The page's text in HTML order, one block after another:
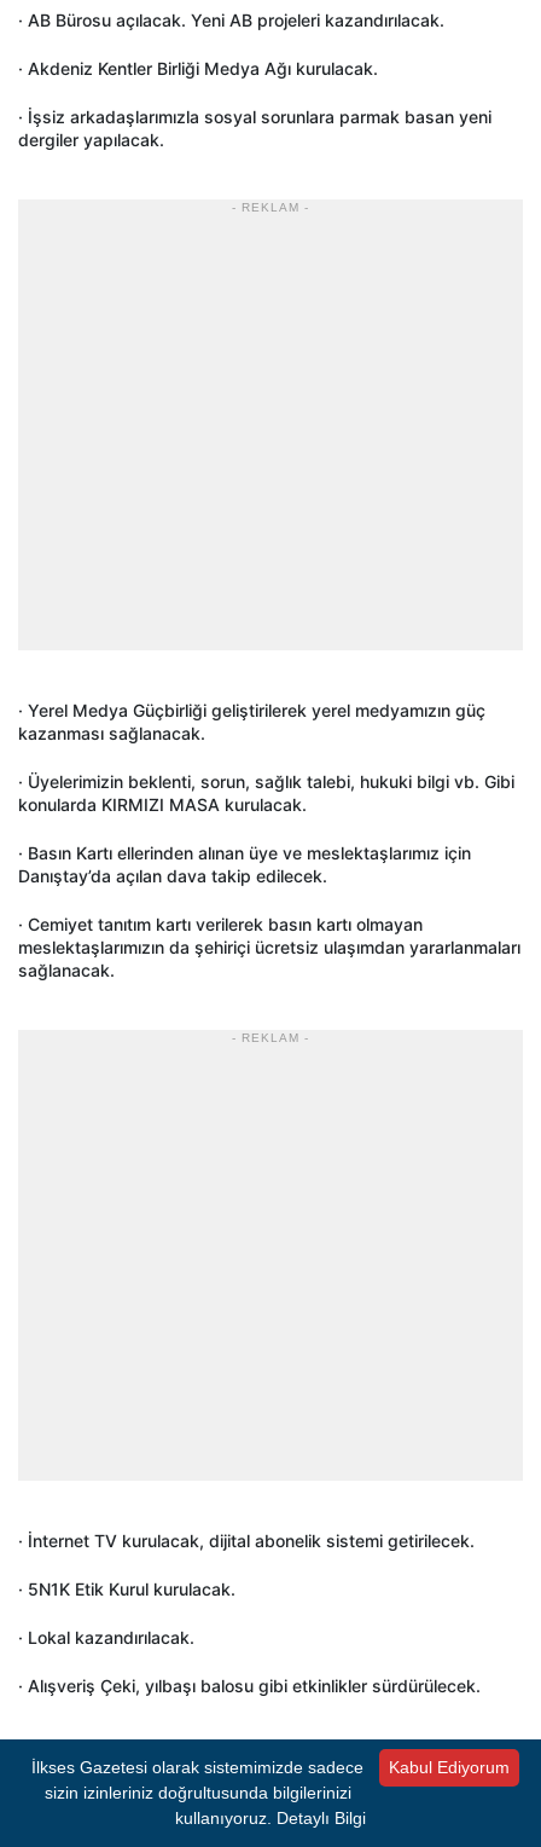
· AB Bürosu açılacak. Yeni AB projeleri kazandırılacak.
· Akdeniz Kentler Birliği Medya Ağı kurulacak.
· İşsiz arkadaşlarımızla sosyal sorunlara parmak basan yeni
dergiler yapılacak.
- REKLAM -
· Yerel Medya Güçbirliği geliştirilerek yerel medyamızın güç
kazanması sağlanacak.
· Üyelerimizin beklenti, sorun, sağlık talebi, hukuki bilgi vb. Gibi
konularda KIRMIZI MASA kurulacak.
· Basın Kartı ellerinden alınan üye ve meslektaşlarımız için
Danıştay’da açılan dava takip edilecek.
· Cemiyet tanıtım kartı verilerek basın kartı olmayan
meslektaşlarımızın da şehiriçi ücretsiz ulaşımdan yararlanmaları
sağlanacak.
- REKLAM -
· İnternet TV kurulacak, dijital abonelik sistemi getirilecek.
· 5N1K Etik Kurul kurulacak.
· Lokal kazandırılacak.
· Alışveriş Çeki, yılbaşı balosu gibi etkinlikler sürdürülecek.
Kabul Ediyorum
İlkses Gazetesi olarak sistemimizde sadece
sizin izinleriniz doğrultusunda bilgilerinizi
kullanıyoruz. Detaylı Bilgi